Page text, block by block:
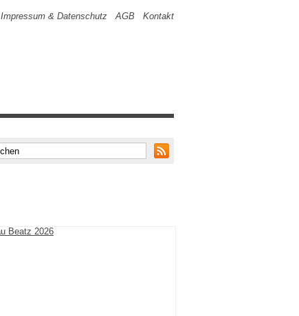
Impressum & Datenschutz AGB Kontakt